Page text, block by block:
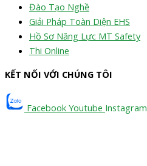
Đào Tạo Nghề
Giải Pháp Toàn Diện EHS
Hồ Sơ Năng Lực MT Safety
Thi Online
KẾT NỐI VỚI CHÚNG TÔI
Facebook Youtube Instagram